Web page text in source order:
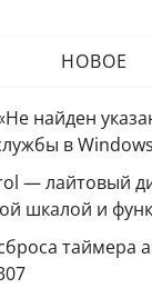
НОВОЕ
найден
в Windows
— лайтовый
шкалой и
таймера